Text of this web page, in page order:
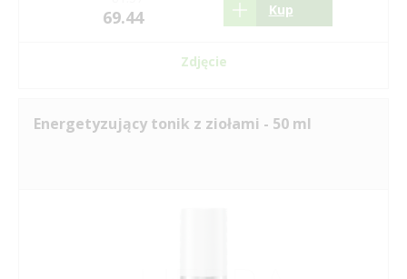
69.44 Kup
Zdjęcie
Energetyzujący tonik z ziołami - 50 ml